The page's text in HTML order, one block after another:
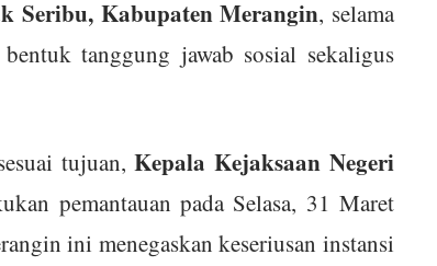
Seribu, Kabupaten Merangin, selama
tanggung jawab sosial sekaligus
tujuan,Kepala Kejaksaan Negeri
pemantauan pada Selasa, 31 Maret
ini menegaskan keseriusan instansi